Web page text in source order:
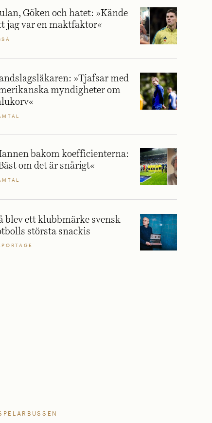
Göken och hatet: »Kände
jag var en maktfaktor«
»Tjafsar med
myndigheter om
bakom koefficienterna:
om det är snårigt«
blev ett klubbmärke svensk
största snackis